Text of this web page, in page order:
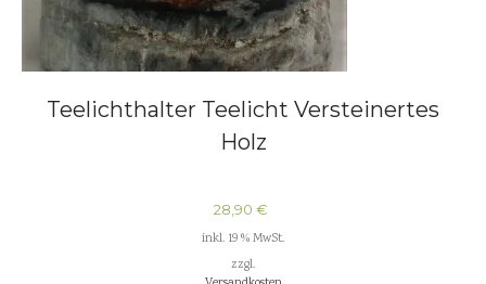
Teelichthalter Teelicht Versteinertes
Holz
28,90 €
inkl. 19 % MwSt.
zzgl.